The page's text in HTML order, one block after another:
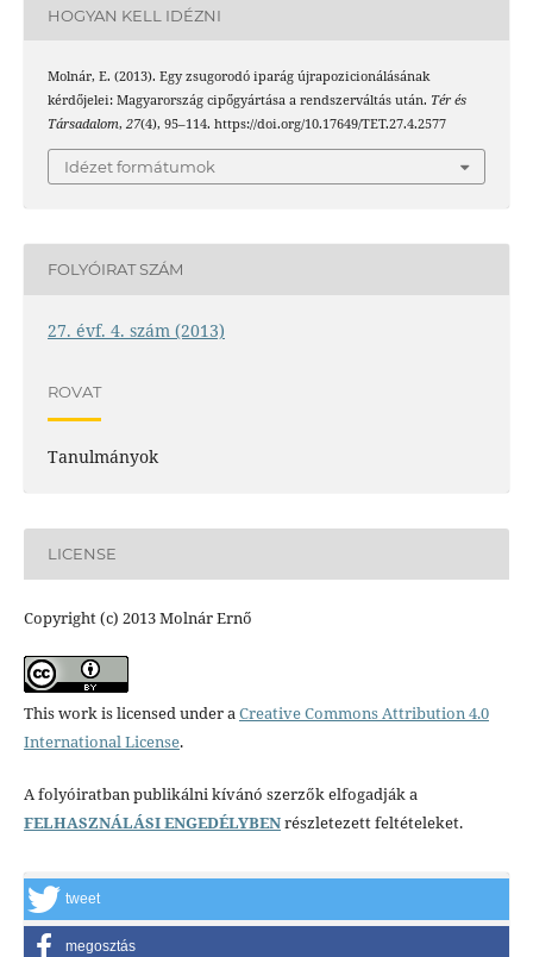
HOGYAN KELL IDÉZNI
Molnár, E. (2013). Egy zsugorodó iparág újrapozicionálásának
kérdőjelei: Magyarország cipőgyártása a rendszerváltás után. Tér és
Társadalom, 27(4), 95–114. https://doi.org/10.17649/TET.27.4.2577
Idézet formátumok
FOLYÓIRAT SZÁM
27. évf. 4. szám (2013)
ROVAT
Tanulmányok
LICENSE
Copyright (c) 2013 Molnár Ernő
This work is licensed under aCreative Commons Attribution 4.0
International License.
A folyóiratban publikálni kívánó szerzők elfogadják a
FELHASZNÁLÁSI ENGEDÉLYBENrészletezett feltételeket.
tweet
megosztás